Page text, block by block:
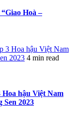
Hoà –
3 Hoa hậu Việt Nam
2023 4 min read
hậu Việt Nam
Sen 2023